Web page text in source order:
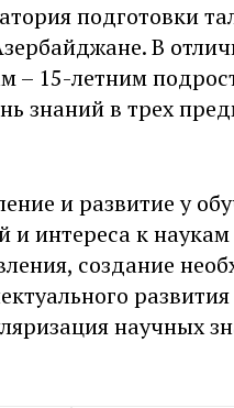
подготовки
В
– 15-летним
знаний в трех
и развитие у
и интереса к
создание
научных